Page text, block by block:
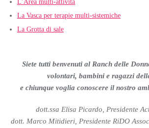
L’Area multi-attività
La Vasca per terapie multi-sistemiche
La Grotta di sale
Siete tutti benvenuti al Ranch delle
volontari, bambini e ragazzi
e chiunque voglia conoscere il nostro
dott.ssa Elisa Picardo, Presidente
dott. Marco Mitidieri, Presidente RiDO